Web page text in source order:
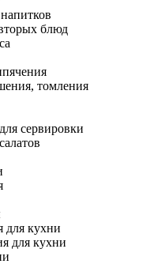
блюд
томления
сервировки
для кухни
для кухни